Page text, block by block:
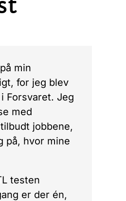
min
for jeg blev
Forsvaret. Jeg
med
jobbene,
på, hvor mine
testen
er der én,